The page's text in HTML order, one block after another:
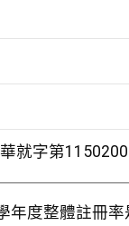
就字第
年度整體註冊率